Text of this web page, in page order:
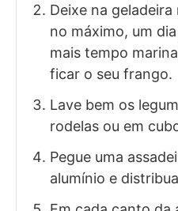
Deixe na
no máximo, um
mais tempo
ficar o seu frango.
Lave bem os
rodelas ou em
Pegue uma
alumínio e